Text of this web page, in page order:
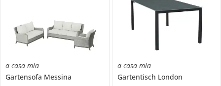
a casa mia
Gartensofa Messina
a casa mia
Gartentisch London